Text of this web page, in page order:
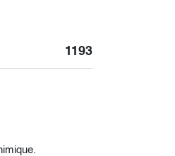
1193